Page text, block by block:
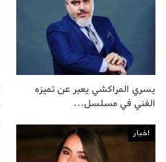
يسري المراكشي يعبر عن تميزه
الفني في مسلسل…
اخبار